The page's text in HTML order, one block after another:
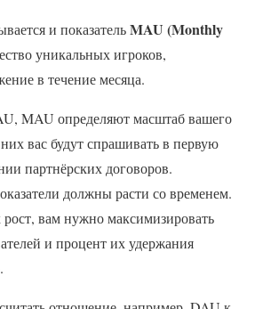
и показательMAU (Monthly
уникальных игроков,
в течение месяца.
MAU определяют масштаб вашего
вас будут спрашивать в первую
партнёрских договоров.
должны расти со временем.
вам нужно максимизировать
и процент их удержания